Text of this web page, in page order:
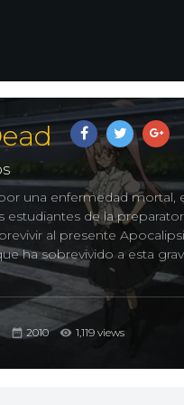
una enfermedad mortal,
de la
al presente
ha sobrevivido a esta
High School of the
2010 1,119 views